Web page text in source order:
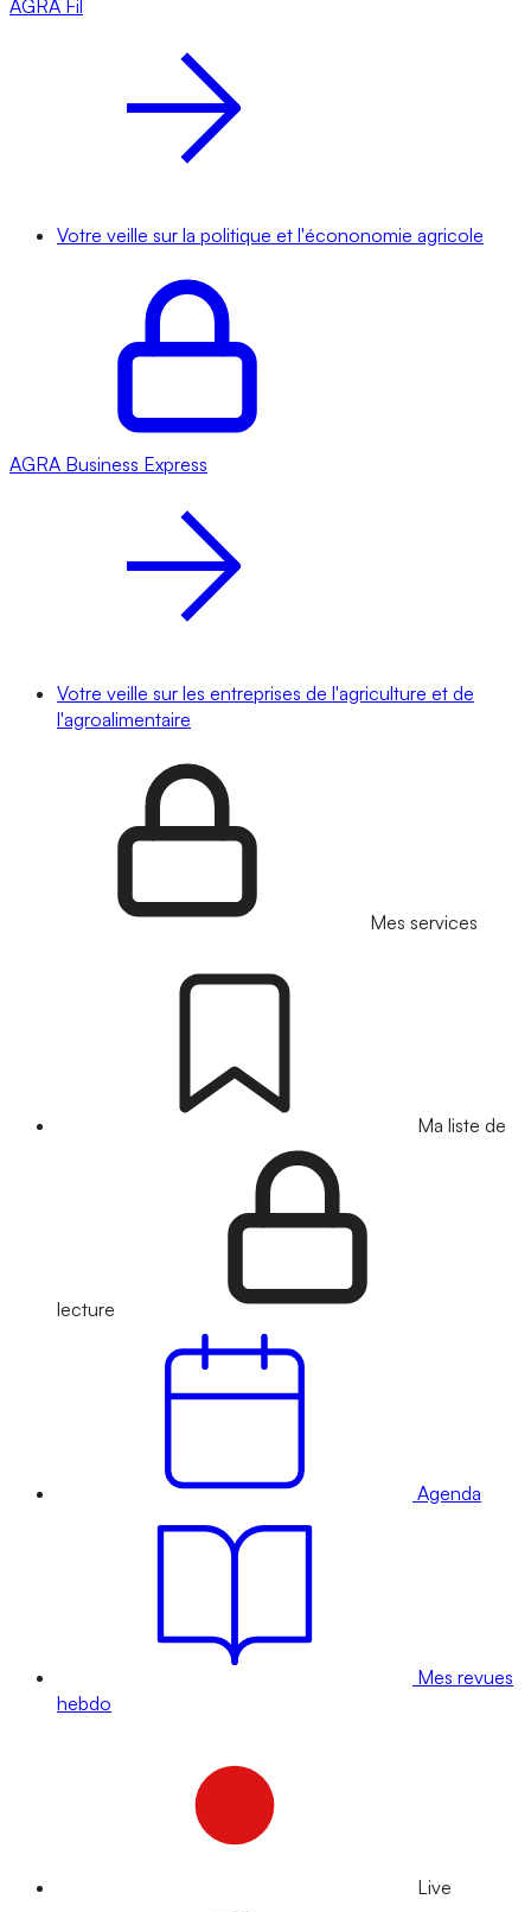
AGRA Fil
Votre veille sur la politique et l'écononomie agricole
AGRA Business Express
Votre veille sur les entreprises de l'agriculture et de
l'agroalimentaire
Mes services
Ma liste de
lecture
Agenda
Mes revues
hebdo
Live